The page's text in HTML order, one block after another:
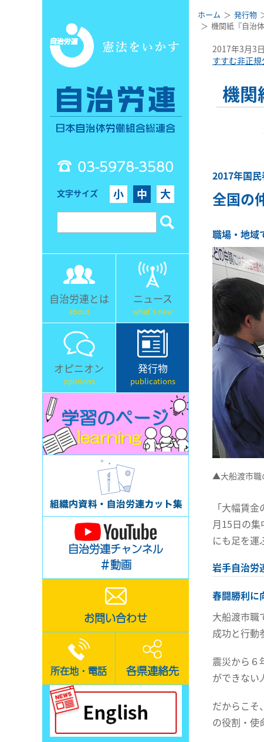
03-5978-3580
文字サイズ 小 中 大
自治労連とは
about
ニュース
what's new
オピニオン
opinions
発行物
publications
自治労連チャンネル
＃動画
お問い合わせ
所在地・電話 各県連絡先
ホーム 発行物
機関紙『自治
2017年3月3日
すすむ非正規
機
2017年国民
全国の
職場・地域
▲大船渡市職
「大幅賃
月15日の
にも足を運
岩手自治労
春闘勝利に
大船渡市職
成功と行動
震災から６
ができない
だからこそ
の役割・使